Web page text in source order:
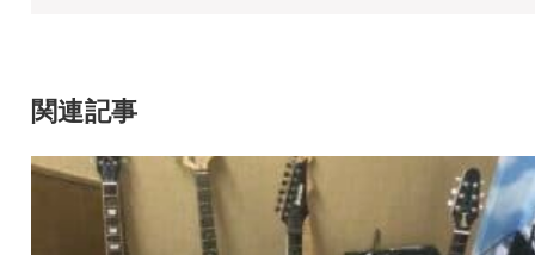
関連記事